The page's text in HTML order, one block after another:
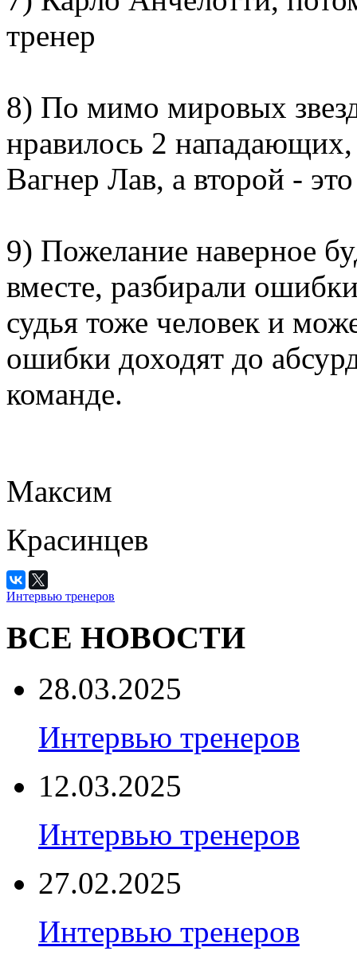
тренер
8) По мимо мировых
нравилось 2
Вагнер Лав, а второй -
9) Пожелание наверное
вместе, разбирали
судья тоже человек и
ошибки доходят до
команде.
Максим
Красинцев
Интервью тренеров
ВСЕ НОВОСТИ
28.03.2025
Интервью тренеров
12.03.2025
Интервью тренеров
27.02.2025
Интервью тренеров